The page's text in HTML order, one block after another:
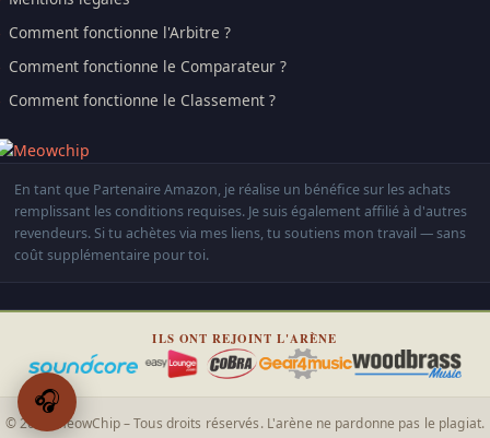
Comment fonctionne l'Arbitre ?
Comment fonctionne le Comparateur ?
Comment fonctionne le Classement ?
En tant que Partenaire Amazon, je réalise un bénéfice sur les achats
remplissant les conditions requises. Je suis également affilié à d'autres
revendeurs. Si tu achètes via mes liens, tu soutiens mon travail — sans
coût supplémentaire pour toi.
ILS ONT REJOINT L'ARÈNE
© 2026 MeowChip – Tous droits réservés. L'arène ne pardonne pas le plagiat.
🎧